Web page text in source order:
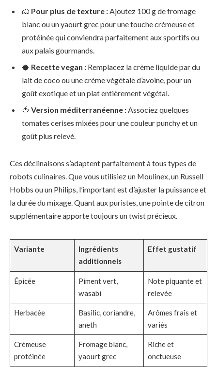
🧀 Pour plus de texture :Ajoutez 100 g de fromage
blanc ou un yaourt grec pour une touche crémeuse et
protéinée qui conviendra parfaitement aux sportifs ou
aux palais gourmands.
🥥 Recette vegan : Remplacez la crème liquide par du
lait de coco ou une crème végétale d’avoine, pour un
goût exotique et un plat entièrement végétal.
🍅 Version méditerranéenne :Associez quelques
tomates cerises mixées pour une couleur punchy et un
goût plus relevé.
Ces déclinaisons s’adaptent parfaitement à tous types de
robots culinaires. Que vous utilisiez un Moulinex, un Russell
Hobbs ou un Philips, l’important est d’ajuster la puissance et
la durée du mixage. Quant aux puristes, une pointe de citron
supplémentaire apporte toujours un twist précieux.
Variante
Ingrédients
additionnels
Effet gustatif
Épicée
Piment vert,
wasabi
Note piquante et
relevée
Herbacée
Basilic, coriandre,
aneth
Arômes frais et
variés
Crémeuse
protéinée
Fromage blanc,
yaourt grec
Riche et
onctueuse